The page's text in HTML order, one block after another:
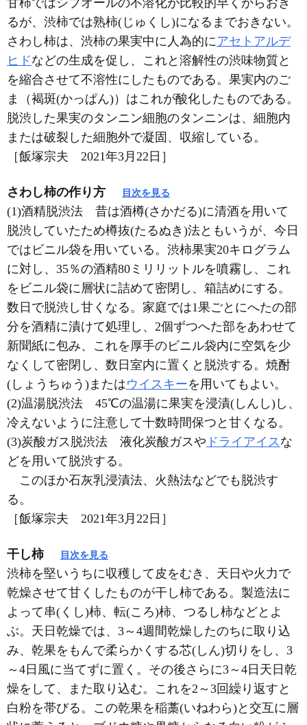
るが、渋柿では熟柿(じゅくし)になるまでおきない。
さわし柿は、渋柿の果実中に人為的にアセトアルデ
ヒドなどの生成を促し、これと溶解性の渋味物質と
を縮合させて不溶性にしたものである。果実内のご
ま（褐斑(かっぱん)）はこれが酸化したものである。
脱渋した果実のタンニン細胞のタンニンは、細胞内
または破裂した細胞外で凝固、収縮している。
［飯塚宗夫 2021年3月22日］
さわし柿の作り方 目次を見る
(1)酒精脱渋法 昔は酒樽(さかだる)に清酒を用いて
脱渋していたため樽抜(たるぬき)法ともいうが、今日
ではビニル袋を用いている。渋柿果実20キログラム
に対し、35％の酒精80ミリリットルを噴霧し、これ
をビニル袋に層状に詰めて密閉し、箱詰めにする。
数日で脱渋し甘くなる。家庭では1果ごとにへたの部
分を酒精に漬けて処理し、2個ずつへた部をあわせて
新聞紙に包み、これを厚手のビニル袋内に空気を少
なくして密閉し、数日室内に置くと脱渋する。焼酎
(しょうちゅう)またはウイスキーを用いてもよい。
(2)温湯脱渋法 45℃の温湯に果実を浸漬(しんし)し、
冷えないように注意して十数時間保つと甘くなる。
(3)炭酸ガス脱渋法 液化炭酸ガスや ドライアイス な
どを用いて脱渋する。
このほか石灰乳浸漬法、火熱法などでも脱渋す
る。
［飯塚宗夫 2021年3月22日］
干し柿 目次を見る
渋柿を堅いうちに収穫して皮をむき、天日や火力で
乾燥させて甘くしたものが干し柿である。製造法に
よって串(くし)柿、転(ころ)柿、つるし柿などとよ
ぶ。天日乾燥では、3～4週間乾燥したのちに取り込
み、乾果をもんで柔らかくする芯(しん)切りをし、3
～4日風に当てずに置く。その後さらに3～4日天日乾
燥をして、また取り込む。これを2～3回繰り返すと
白粉を帯びる。この乾果を稲藁(いねわら)と交互に層